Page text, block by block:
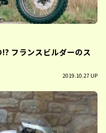
フランスビルダーのス
2019.10.27 UP